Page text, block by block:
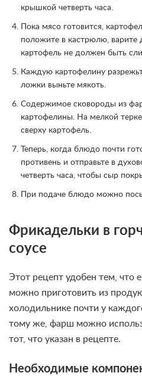
крышкой четверть часа.
Пока мясо готовится,
положите в кастрюлю, варите
картофель не должен быть
Каждую картофелину
ложки выньте мякоть.
Содержимое сковороды из
картофелины. На мелкой
сверху картофель.
Теперь, когда блюдо почти
противень и отправьте в
четверть часа, чтобы сыр
При подаче блюдо можно
Фрикадельки в
соусе
Этот рецепт удобен тем, что
можно приготовить из
холодильнике почти у
тому же, фарш можно
тот, что указан в рецепте.
Необходимые